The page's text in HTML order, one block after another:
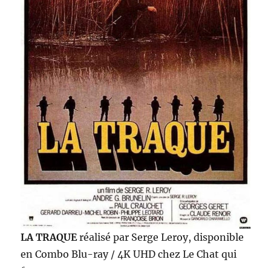
LA TRAQUEréalisé par Serge Leroy, disponible
en Combo Blu-ray / 4K UHD chez Le Chat qui